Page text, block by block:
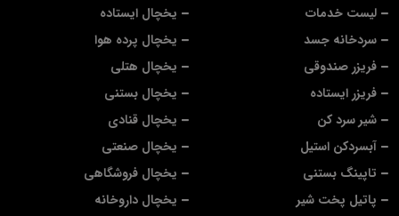
یخچال ایستاده
یخچال پرده هوا
یخچال هتلی
یخچال بستنی
یخچال قنادی
یخچال صنعتی
یخچال فروشگاهی
یخچال داروخانه
لیست خدمات
سردخانه جسد
فریزر صندوقی
فریزر ایستاده
شیر سرد کن
آبسردکن استیل
تاپینگ بستنی
پاتیل پخت شیر